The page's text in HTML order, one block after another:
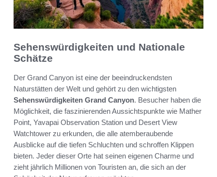
Sehenswürdigkeiten und Nationale
Schätze
Der Grand Canyon ist eine der beeindruckendsten
Naturstätten der Welt und gehört zu den wichtigsten
Sehenswürdigkeiten Grand Canyon. Besucher haben die
Möglichkeit, die faszinierenden Aussichtspunkte wie Mather
Point, Yavapai Observation Station und Desert View
Watchtower zu erkunden, die alle atemberaubende
Ausblicke auf die tiefen Schluchten und schroffen Klippen
bieten. Jeder dieser Orte hat seinen eigenen Charme und
zieht jährlich Millionen von Touristen an, die sich an der